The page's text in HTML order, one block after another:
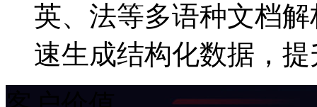
英、法等多语种文档
速生成结构化数据，